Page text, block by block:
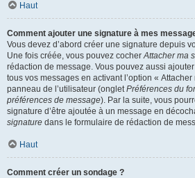
Haut
Comment ajouter une signature à mes
Vous devez d’abord créer une signature depuis
Une fois créée, vous pouvez cocherAttacher ma
rédaction de message. Vous pouvez aussi
tous vos messages en activant l’option «
panneau de l’utilisateur (ongletPréférences du
préférences de message). Par la suite, vous
signature d’être ajoutée à un message en
signature dans le formulaire de rédaction de
Haut
Comment créer un sondage ?